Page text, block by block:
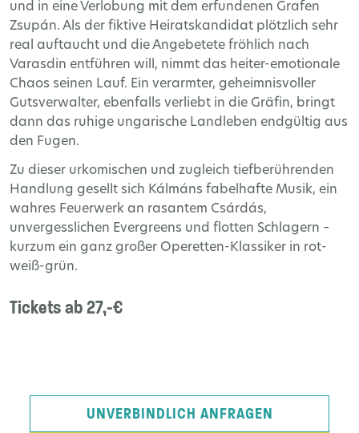
und in eine Verlobung mit dem erfundenen Grafen
Zsupán. Als der fiktive Heiratskandidat plötzlich sehr
real auftaucht und die Angebetete fröhlich nach
Varasdin entführen will, nimmt das heiter-emotionale
Chaos seinen Lauf. Ein verarmter, geheimnisvoller
Gutsverwalter, ebenfalls verliebt in die Gräfin, bringt
dann das ruhige ungarische Landleben endgültig aus
den Fugen.
Zu dieser urkomischen und zugleich tiefberührenden
Handlung gesellt sich Kálmáns fabelhafte Musik, ein
wahres Feuerwerk an rasantem Csárdás,
unvergesslichen Evergreens und flotten Schlagern –
kurzum ein ganz großer Operetten-Klassiker in rot-
weiß-grün.
Tickets ab 27,-€
UNVERBINDLICH ANFRAGEN